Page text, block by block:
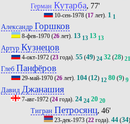
Герман Кутарба, 77'
10-сен-1978 (17 лет). 1 1
Александр Горшков
8-фев-1970(26лет). 13 13 13 13
Артур Кузнецов
4-окт-1972(23года). 55(49) 24 32(28) 21
Глеб Панфёров
29-май-1970(26лет). 104(12) 12 80(9) 9
Давид Джанашия
7-авг-1972(24года). 24 24 20 20
Тигран Петросянц, 46'
23-дек-1973 (22 года).44 (34